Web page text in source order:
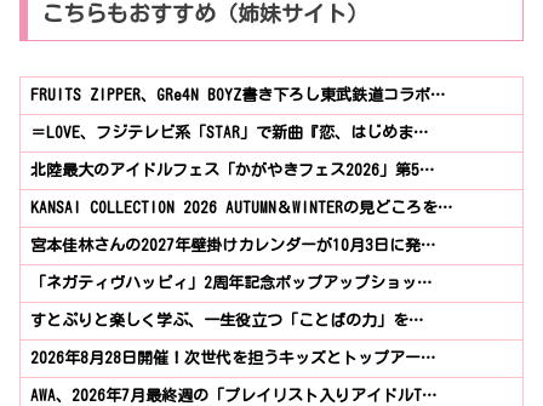
こちらもおすすめ（姉妹サイト）
FRUITS ZIPPER、GRe4N BOYZ書き下ろし東武鉄道コラボ…
＝LOVE、フジテレビ系「STAR」で新曲『恋、はじめま…
北陸最大のアイドルフェス「かがやきフェス2026」第5…
KANSAI COLLECTION 2026 AUTUMN＆WINTERの見どころを…
宮本佳林さんの2027年壁掛けカレンダーが10月3日に発…
「ネガティヴハッピィ」2周年記念ポップアップショッ…
すとぷりと楽しく学ぶ、一生役立つ「ことばの力」を…
2026年8月28日開催！次世代を担うキッズとトップアー…
AWA、2026年7月最終週の「プレイリスト入りアイドルT…